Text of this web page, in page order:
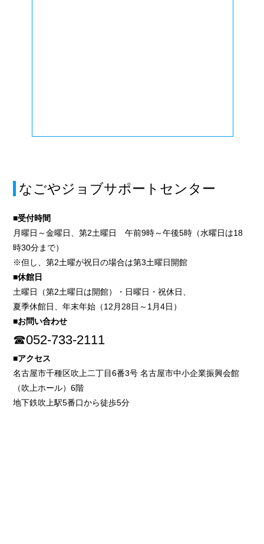
なごやジョブサポートセンター
■受付時間
月曜日～金曜日、第2土曜日 午前9時～午後5時（水曜日は18
時30分まで）
※但し、第2土曜が祝日の場合は第3土曜日開館
■休館日
土曜日（第2土曜日は開館）・日曜日・祝休日、
夏季休館日、年末年始（12月28日～1月4日）
■お問い合わせ
☎052-733-2111
■アクセス
名古屋市千種区吹上二丁目6番3号 名古屋市中小企業振興会館
（吹上ホール）6階
地下鉄吹上駅5番口から徒歩5分